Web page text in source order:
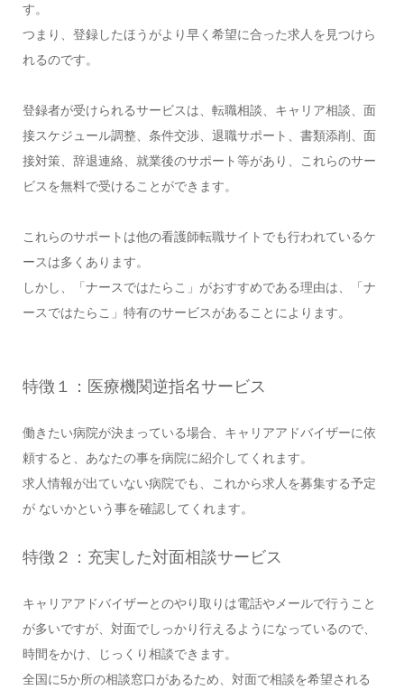
す。
つまり、登録したほうがより早く希望に合った求人を見つけら
れるのです。
登録者が受けられるサービスは、転職相談、キャリア相談、面
接スケジュール調整、条件交渉、退職サポート、書類添削、面
接対策、辞退連絡、就業後のサポート等があり、これらのサー
ビスを無料で受けることができます。
これらのサポートは他の看護師転職サイトでも行われているケ
ースは多くあります。
しかし、「ナースではたらこ」がおすすめである理由は、「ナ
ースではたらこ」特有のサービスがあることによります。
特徴１：医療機関逆指名サービス
働きたい病院が決まっている場合、キャリアアドバイザーに依
頼すると、あなたの事を病院に紹介してくれます。
求人情報が出ていない病院でも、これから求人を募集する予定
が ないかという事を確認してくれます。
特徴２：充実した対面相談サービス
キャリアアドバイザーとのやり取りは電話やメールで行うこと
が多いですが、対面でしっかり行えるようになっているので、
時間をかけ、じっくり相談できます。
全国に5か所の相談窓口があるため、対面で相談を希望される